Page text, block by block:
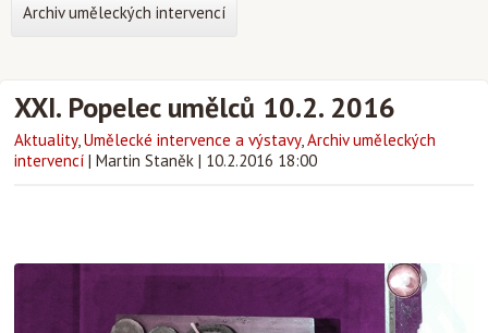
XXI. Popelec umělců 10.2. 2016
Aktuality,Umělecké intervence a výstavy,Archiv uměleckých
intervencí | Martin Staněk | 10.2.2016 18:00
Archiv uměleckých intervencí